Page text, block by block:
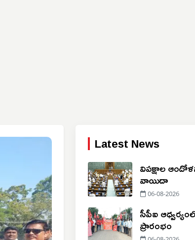
Latest News
విపక్షాల
వాయిదా
06-08-2026
సీపీఐ
ప్రారంభం